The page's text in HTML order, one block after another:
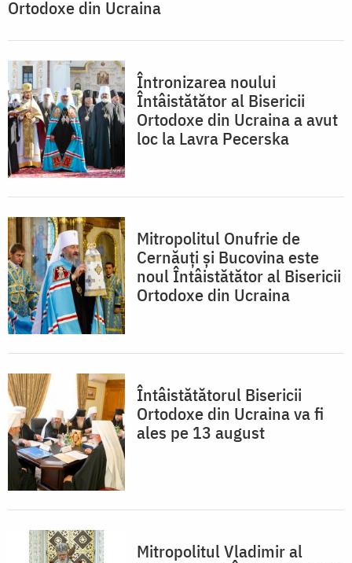
Ortodoxe din Ucraina
Întronizarea noului
Întâistătător al Bisericii
Ortodoxe din Ucraina a avut
loc la Lavra Pecerska
Mitropolitul Onufrie de
Cernăuți și Bucovina este
noul Întâistătător al Bisericii
Ortodoxe din Ucraina
Întâistătătorul Bisericii
Ortodoxe din Ucraina va fi
ales pe 13 august
Mitropolitul Vladimir al